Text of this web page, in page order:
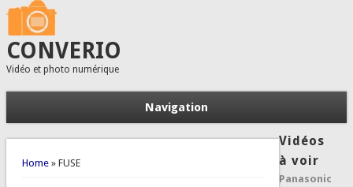
CONVERIO
Vidéo et photo numérique
Navigation
You are here
Home» FUSE
Vidéos
à voir
Panasonic